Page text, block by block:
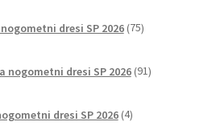
dresi SP 2026 75izdelkov
nogometni dresi SP 2026 91izdelkov
dresi SP 2026 4izdelki